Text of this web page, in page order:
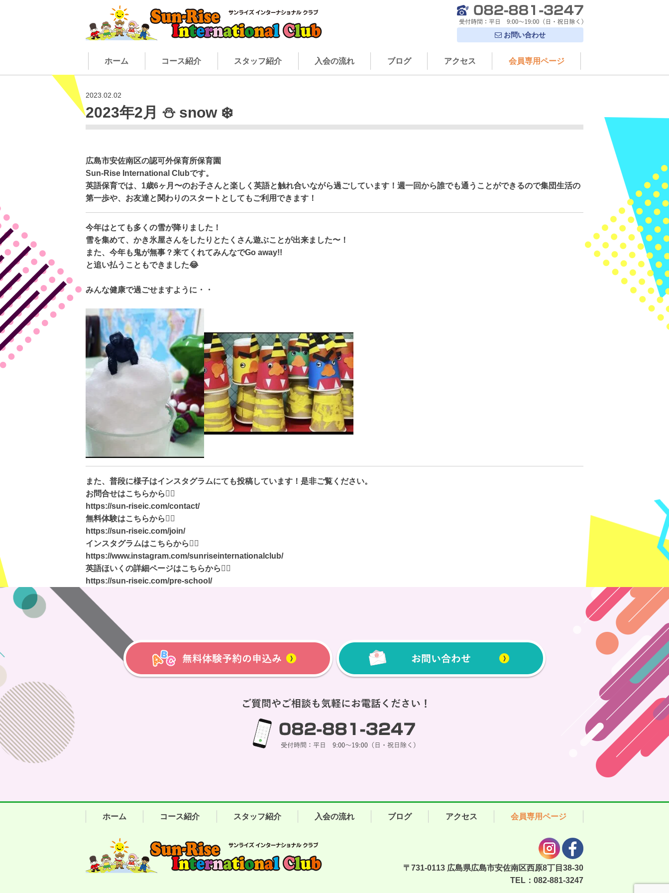
お問い合わせ
ホーム コース紹介 スタッフ紹介 入会の流れ ブログ アクセス 会員専用ページ
2023.02.02
2023年2月 ⛄️ snow ❄️
広島市安佐南区の認可外保育所保育園
Sun-Rise International Clubです。
英語保育では、 1歳6ヶ月〜のお子さんと楽しく英語と触れ合いながら過ごしています！週一回から誰でも通うことができるので集団生活の
第一歩や、お友達と関わりのスタートとしてもご利用できます！
今年はとても多くの雪が降りました！
雪を集めて、かき氷屋さんをしたりとたくさん遊ぶことが出来ました〜！
また、今年も鬼が無事？来てくれてみんなでGo away!!
と追い払うこともできました😂
みんな健康で過ごせますように・・
また、普段に様子はインスタグラムにても投稿しています！是非ご覧ください。
お問合せはこちらから 💁‍♀️
https://sun-riseic.com/contact/
無料体験はこちらから 💁‍♀️
https://sun-riseic.com/join/
インスタグラムはこちらから 💁‍♀️
https://www.instagram.com/sunriseinternationalclub/
英語ほいくの詳細ページはこちらから 💁‍♀️
https://sun-riseic.com/pre-school/
ホーム コース紹介 スタッフ紹介 入会の流れ ブログ アクセス 会員専用ページ
〒731-0113 広島県広島市安佐南区西原8丁目38-30
TEL：082-881-3247